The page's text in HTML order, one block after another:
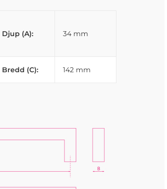
Djup (A): 34 mm
Bredd (C): 142 mm